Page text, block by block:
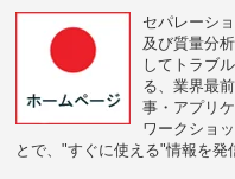
セパレーシ
及び質量分
してトラブ
る、業界最
事・アプリ
ワークショ
とで、"すぐに使える"情報を発